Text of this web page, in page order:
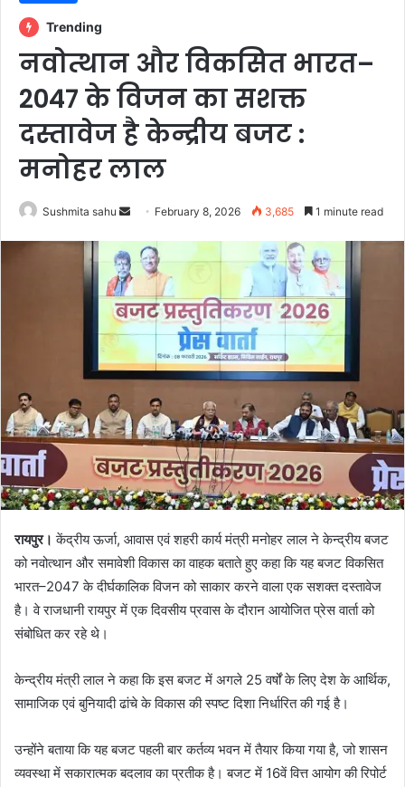
Trending
नवोत्थान और विकसित भारत–
2047 के विजन का सशक्त
दस्तावेज है केन्द्रीय बजट :
मनोहर लाल
Sushmita sahu
Send
email
February 8, 2026 3,685 1 minute read
रायपुर। केंद्रीय ऊर्जा, आवास एवं शहरी कार्य मंत्री मनोहर लाल ने केन्द्रीय बजट
को नवोत्थान और समावेशी विकास का वाहक बताते हुए कहा कि यह बजट विकसित
भारत–2047 के दीर्घकालिक विजन को साकार करने वाला एक सशक्त दस्तावेज
है। वे राजधानी रायपुर में एक दिवसीय प्रवास के दौरान आयोजित प्रेस वार्ता को
संबोधित कर रहे थे।
केन्द्रीय मंत्री लाल ने कहा कि इस बजट में अगले 25 वर्षों के लिए देश के आर्थिक,
सामाजिक एवं बुनियादी ढांचे के विकास की स्पष्ट दिशा निर्धारित की गई है।
उन्होंने बताया कि यह बजट पहली बार कर्तव्य भवन में तैयार किया गया है, जो शासन
व्यवस्था में सकारात्मक बदलाव का प्रतीक है। बजट में 16वें वित्त आयोग की रिपोर्ट